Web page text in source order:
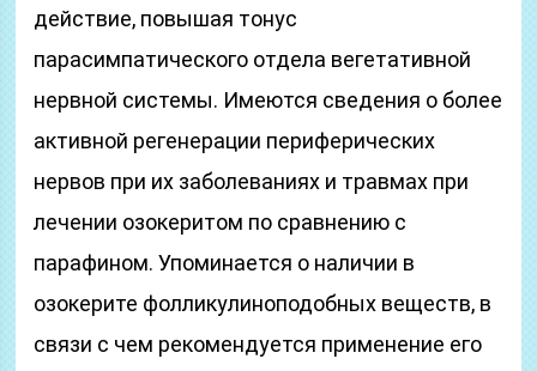
действие, повышая тонус
парасимпатического отдела вегетативной
нервной системы. Имеются сведения о более
активной регенерации периферических
нервов при их заболеваниях и травмах при
лечении озокеритом по сравнению с
парафином. Упоминается о наличии в
озокерите фолликулиноподобных веществ, в
связи с чем рекомендуется применение его